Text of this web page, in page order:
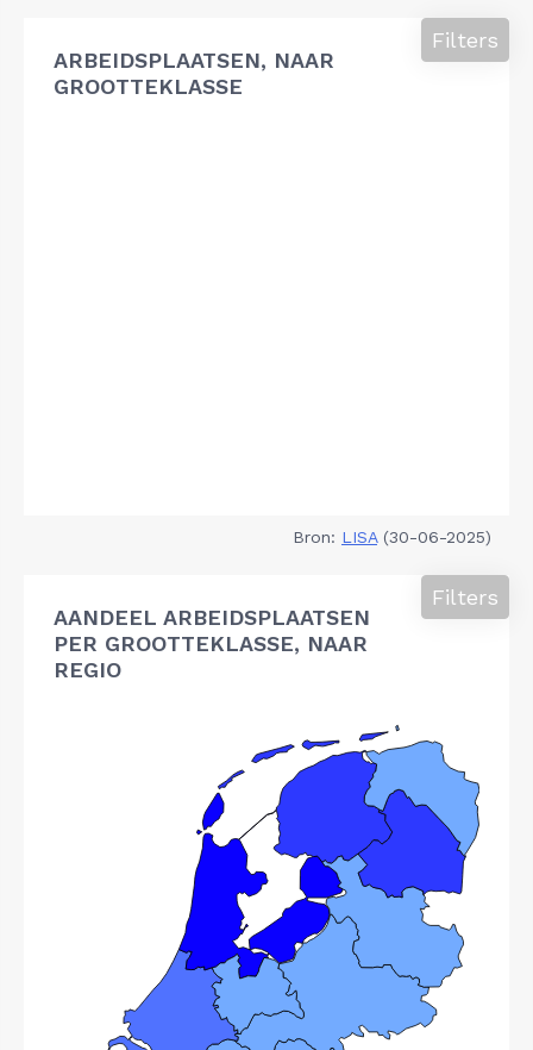
ARBEIDSPLAATSEN, NAAR
GROOTTEKLASSE
Filters
Bron: LISA(30-06-2025)
AANDEEL ARBEIDSPLAATSEN
PER GROOTTEKLASSE, NAAR
REGIO
Filters